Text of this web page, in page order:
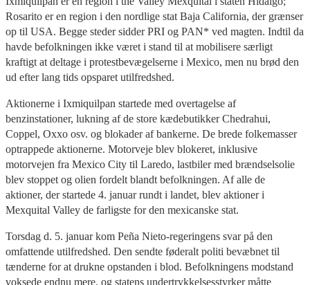
Rosarito er en region i den nordlige stat Baja California, der grænser
op til USA. Begge steder sidder PRI og PAN* ved magten. Indtil da
havde befolkningen ikke været i stand til at mobilisere særligt
kraftigt at deltage i protestbevægelserne i Mexico, men nu brød den
ud efter lang tids opsparet utilfredshed.
Aktionerne i Ixmiquilpan startede med overtagelse af
benzinstationer, lukning af de store kædebutikker Chedrahui,
Coppel, Oxxo osv. og blokader af bankerne. De brede folkemasser
optrappede aktionerne. Motorveje blev blokeret, inklusive
motorvejen fra Mexico City til Laredo, lastbiler med brændselsolie
blev stoppet og olien fordelt blandt befolkningen. Af alle de
aktioner, der startede 4. januar rundt i landet, blev aktioner i
Mexquital Valley de farligste for den mexicanske stat.
Torsdag d. 5. januar kom Peña Nieto-regeringens svar på den
omfattende utilfredshed. Den sendte føderalt politi bevæbnet til
tænderne for at drukne opstanden i blod. Befolkningens modstand
voksede endnu mere, og statens undertrykkelsesstyrker måtte